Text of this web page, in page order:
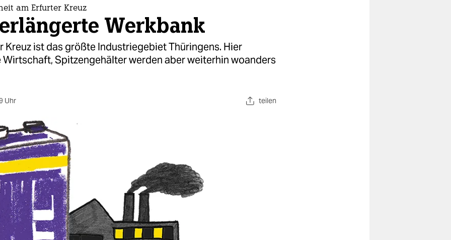
am Erfurter Kreuz
Werkbank
Kreuz ist das größte Industriegebiet Thüringens. Hier
Wirtschaft, Spitzengehälter werden aber weiterhin woanders
Uhr teilen